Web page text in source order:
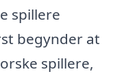
spillere
begynder at
spillere,